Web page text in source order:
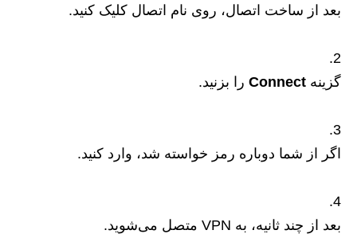
بعد از ساخت اتصال، روی نام اتصال کلیک کنید.
گزینه Connect را بزنید.
اگر از شما دوباره رمز خواسته شد، وارد کنید.
بعد از چند ثانیه، به VPN متصل می‌شوید.